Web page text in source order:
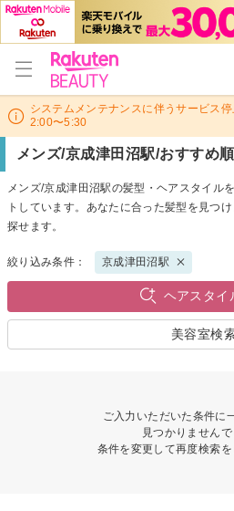
システムメンテナンスに伴うサービス
2:00〜5:30
メンズ/京成津田沼駅/おすすめ
メンズ/京成津田沼駅の髪型・ヘアスタイル
トしています。あなたに合った髪型を見つ
探せます。
絞り込み条件： 京成津田沼駅
ヘアスタイ
美容室検
ご入力いただいた条件に
見つかりませんで
条件を変更して再度検索を